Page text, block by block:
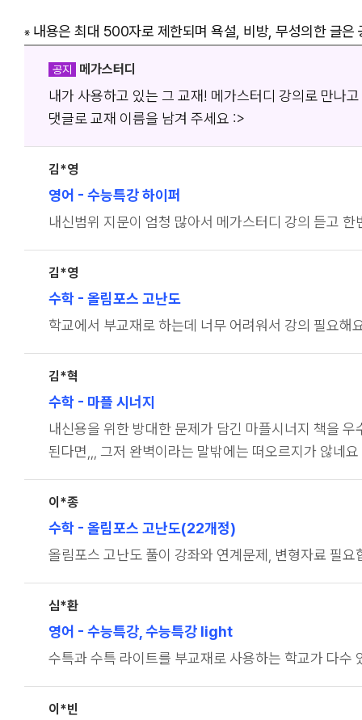
※내용은 최대 500자로 제한되며 욕설, 비방, 무성의한 글은
공지 메가스터디
내가 사용하고 있는 그 교재! 메가스터디 강의로 만나
댓글로 교재 이름을 남겨 주세요 :>
김*영
영어 - 수능특강 하이퍼
내신범위 지문이 엄청 많아서 메가스터디 강의 듣고
김*영
수학 - 올림포스 고난도
학교에서 부교재로 하는데 너무 어려워서 강의 필요해
김*혁
수학 - 마플 시너지
내신용을 위한 방대한 문제가 담긴 마플시너지 책을
된다면,,, 그저 완벽이라는 말밖에는 떠오르지가 않네
이*종
수학 - 올림포스 고난도(22개정)
올림포스 고난도 풀이 강좌와 연계문제, 변형자료 필요
심*환
영어 - 수능특강, 수능특강 light
수특과 수특 라이트를 부교재로 사용하는 학교가 다
이*빈